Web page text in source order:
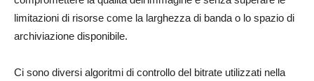
limitazioni di risorse come la larghezza di banda o lo spazio di
archiviazione disponibile.
Ci sono diversi algoritmi di controllo del bitrate utilizzati nella